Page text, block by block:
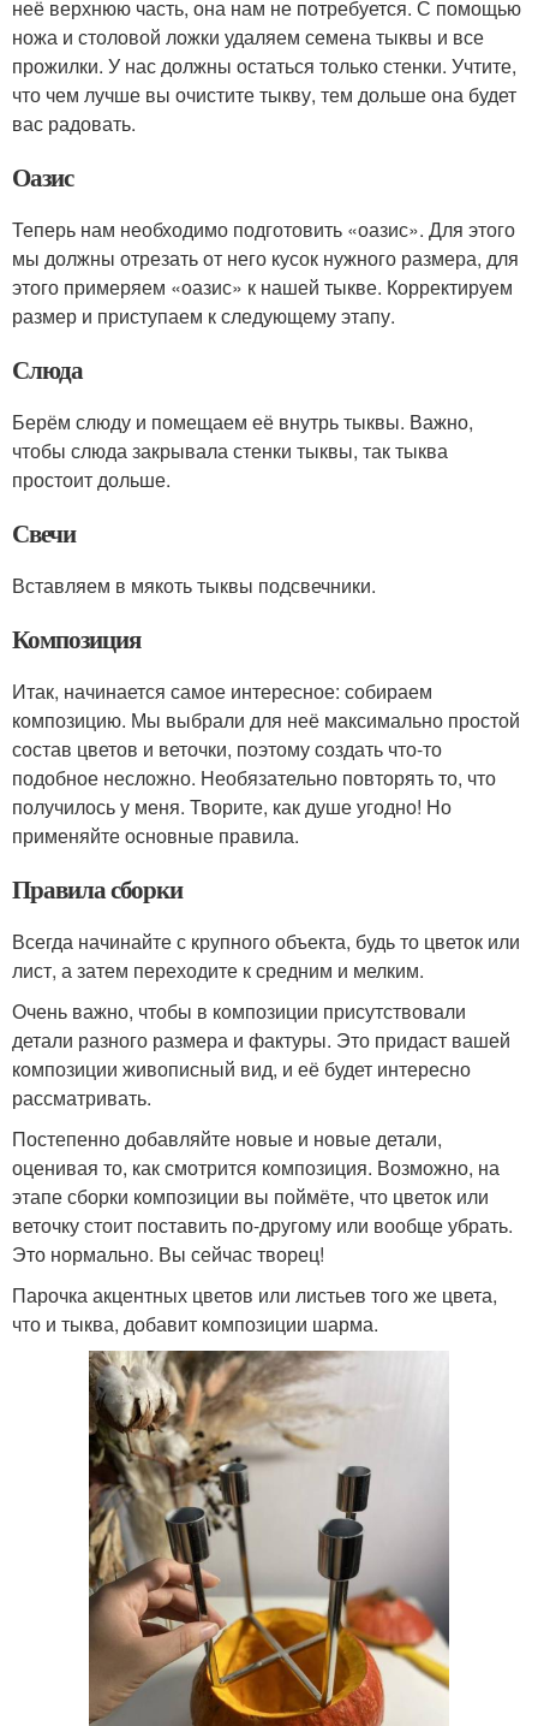
неё верхнюю часть, она нам не потребуется. С помощью
ножа и столовой ложки удаляем семена тыквы и все
прожилки. У нас должны остаться только стенки. Учтите,
что чем лучше вы очистите тыкву, тем дольше она будет
вас радовать.
Оазис
Теперь нам необходимо подготовить «оазис». Для этого
мы должны отрезать от него кусок нужного размера, для
этого примеряем «оазис» к нашей тыкве. Корректируем
размер и приступаем к следующему этапу.
Слюда
Берём слюду и помещаем её внутрь тыквы. Важно,
чтобы слюда закрывала стенки тыквы, так тыква
простоит дольше.
Свечи
Вставляем в мякоть тыквы подсвечники.
Композиция
Итак, начинается самое интересное: собираем
композицию. Мы выбрали для неё максимально простой
состав цветов и веточки, поэтому создать что-то
подобное несложно. Необязательно повторять то, что
получилось у меня. Творите, как душе угодно! Но
применяйте основные правила.
Правила сборки
Всегда начинайте с крупного объекта, будь то цветок или
лист, а затем переходите к средним и мелким.
Очень важно, чтобы в композиции присутствовали
детали разного размера и фактуры. Это придаст вашей
композиции живописный вид, и её будет интересно
рассматривать.
Постепенно добавляйте новые и новые детали,
оценивая то, как смотрится композиция. Возможно, на
этапе сборки композиции вы поймёте, что цветок или
веточку стоит поставить по-другому или вообще убрать.
Это нормально. Вы сейчас творец!
Парочка акцентных цветов или листь­ев того же цвета,
что и тыква, добавит композиции шарма.